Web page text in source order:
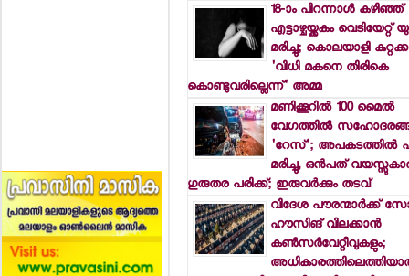
18-ാം പിറന്നാള്‍ കഴിഞ്ഞ്
എട്ടാഴ്ചയ്ക്കകം വെടിയേറ്റ്
മരിച്ചു; കൊലയാളി
'വിധി മകനെ തിരികെ
കൊണ്ടുവരില്ലെന്ന്' അമ്മ
മണിക്കൂറില്‍ 100 മൈല്‍
വേഗത്തില്‍
'റേസ്'; അപകടത്തില്‍
മരിച്ചു, ഒന്‍പത്
ഗുരുതര പരിക്ക്; ഇരുവര്‍ക്കും തടവ്
വിദേശ പൗരന്മാര്‍ക്ക്
ഹൗസിങ് വിലക്കാന്‍
കണ്‍സര്‍വേറ്റീവുകളും;